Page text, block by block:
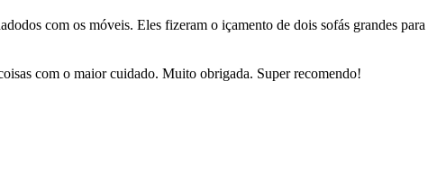
com os móveis. Eles fizeram o içamento de dois sofás grandes para
com o maior cuidado. Muito obrigada. Super recomendo!